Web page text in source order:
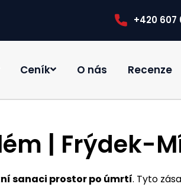
+420 607
Ceník O nás Recenze
| Frýdek-
sanaci prostor po úmrtí. Tyto